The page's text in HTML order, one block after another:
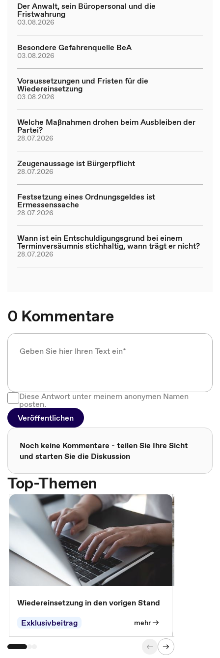
Der Anwalt, sein Büropersonal und die
Fristwahrung
03.08.2026
Besondere Gefahrenquelle BeA
03.08.2026
Voraussetzungen und Fristen für die
Wiedereinsetzung
03.08.2026
Welche Maßnahmen drohen beim Ausbleiben der
Partei?
28.07.2026
Zeugenaussage ist Bürgerpflicht
28.07.2026
Festsetzung eines Ordnungsgeldes ist
Ermessenssache
28.07.2026
Wann ist ein Entschuldigungsgrund bei einem
Terminversäumnis stichhaltig, wann trägt er nicht?
28.07.2026
0 Kommentare
Diese Antwort unter meinem anonymen Namen
posten.
Veröffentlichen
Noch keine Kommentare - teilen Sie Ihre Sicht
und starten Sie die Diskussion
Top-Themen
Wiedereinsetzung in den vorigen Stand
Exklusivbeitrag
mehr